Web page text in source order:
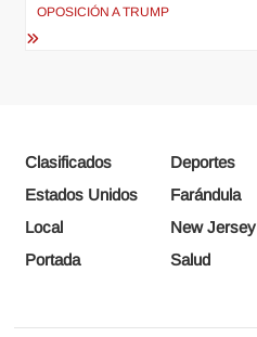
OPOSICIÓN A TRUMP
Clasificados Deportes
Estados Unidos
Farándula
Local
New Jersey
Portada
Salud